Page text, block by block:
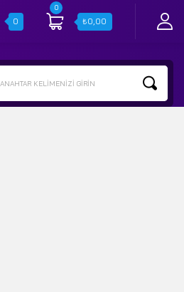
ANAHTAR KELIMENIZI GIRIN
0
0
₺0,00